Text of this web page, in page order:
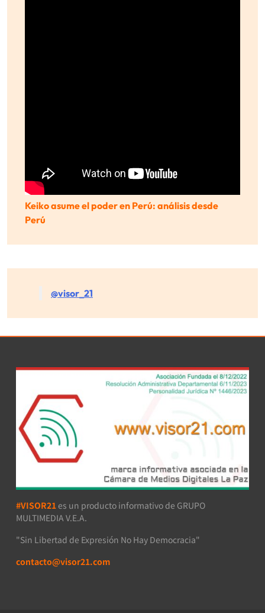
Keiko asume el poder en Perú: análisis desde
Perú
@visor_21
#VISOR21 es un producto informativo de GRUPO
MULTIMEDIA V.E.A.
"Sin Libertad de Expresión No Hay Democracia"
contacto@visor21.com